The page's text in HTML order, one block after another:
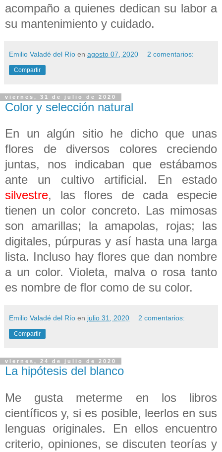
acompaño a quienes dedican su labor a
su mantenimiento y cuidado.
Emilio Valadé del Río en agosto 07, 2020 2 comentarios:
Compartir
viernes, 31 de julio de 2020
Color y selección natural
En un algún sitio he dicho que unas
flores de diversos colores creciendo
juntas, nos indicaban que estábamos
ante un cultivo artificial. En estado
silvestre, las flores de cada especie
tienen un color concreto. Las mimosas
son amarillas; la amapolas, rojas; las
digitales, púrpuras y así hasta una larga
lista. Incluso hay flores que dan nombre
a un color. Violeta, malva o rosa tanto
es nombre de flor como de su color.
Emilio Valadé del Río en julio 31, 2020 2 comentarios:
Compartir
viernes, 24 de julio de 2020
La hipótesis del blanco
Me gusta meterme en los libros
científicos y, si es posible, leerlos en sus
lenguas originales. En ellos encuentro
criterio, opiniones, se discuten teorías y